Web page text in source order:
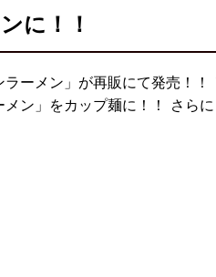
に！！
ーメン」が再販にて発売！！
ン」をカップ麺に！！ さら